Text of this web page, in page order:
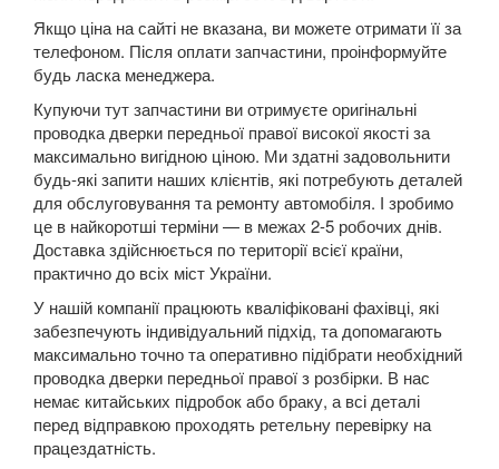
Espace V
Kadjar
Kangoo II (FW, KW)
Koleos I (HY0)
Koleos II
Laguna II (BG, KG)
Laguna III (BT, DT, KT)
Latitude (L7)
Master III (HD, FD, JD)
Megane II (BM, CM, KM, LM, EM)
Якщо ціна на сайті не вказана, ви можете отримати її за
телефоном. Після оплати запчастини, проінформуйте
будь ласка менеджера.
Купуючи тут запчастини ви отримуєте оригінальні
проводка дверки передньої правої високої якості за
максимально вигідною ціною. Ми здатні задовольнити
будь-які запити наших клієнтів, які потребують деталей
для обслуговування та ремонту автомобіля. І зробимо
це в найкоротші терміни — в межах 2-5 робочих днів.
Доставка здійснюється по території всієї країни,
практично до всіх міст України.
У нашій компанії працюють кваліфіковані фахівці, які
забезпечують індивідуальний підхід, та допомагають
максимально точно та оперативно підібрати необхідний
проводка дверки передньої правої з розбірки. В нас
немає китайських підробок або браку, а всі деталі
перед відправкою проходять ретельну перевірку на
працездатність.